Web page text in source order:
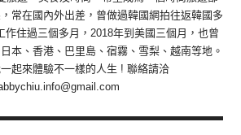
常在國內外出差，曾做過韓國網拍往返韓國多
作住過三個多月，2018年到美國三個月，也曾
本、香港、巴里島、宿霧、雪梨、越南等地。
起來體驗不一樣的人生 ! 聯絡請洽